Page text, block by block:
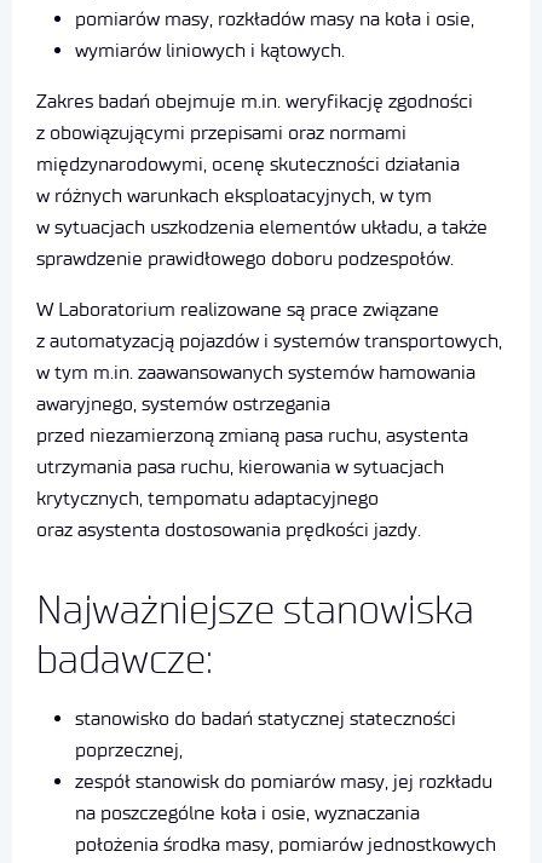
pomiarów masy, rozkładów masy na koła i osie,
wymiarów liniowych i kątowych.
Zakres badań obejmuje m.in. weryfikację zgodności
z obowiązującymi przepisami oraz normami
międzynarodowymi, ocenę skuteczności działania
w różnych warunkach eksploatacyjnych, w tym
w sytuacjach uszkodzenia elementów układu, a także
sprawdzenie prawidłowego doboru podzespołów.
W Laboratorium realizowane są prace związane
z automatyzacją pojazdów i systemów transportowych,
w tym m.in. zaawansowanych systemów hamowania
awaryjnego, systemów ostrzegania
przed niezamierzoną zmianą pasa ruchu, asystenta
utrzymania pasa ruchu, kierowania w sytuacjach
krytycznych, tempomatu adaptacyjnego
oraz asystenta dostosowania prędkości jazdy.
Najważniejsze stanowiska
badawcze:
stanowisko do badań statycznej stateczności
poprzecznej,
zespół stanowisk do pomiarów masy, jej rozkładu
na poszczególne koła i osie, wyznaczania
położenia środka masy, pomiarów jednostkowych